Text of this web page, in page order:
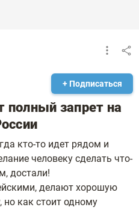
+ Подписаться
полный запрет на
кто-то идет рядом и
человеку сделать что-
достали!
делают хорошую
но как стоит одному